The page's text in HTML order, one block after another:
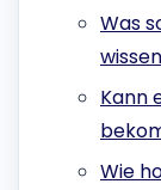
Was
Kann
Wie